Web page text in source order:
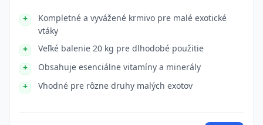
Kompletné a vyvážené krmivo pre malé exotické
vtáky
Veľké balenie 20 kg pre dlhodobé použitie
Obsahuje esenciálne vitamíny a minerály
Vhodné pre rôzne druhy malých exotov